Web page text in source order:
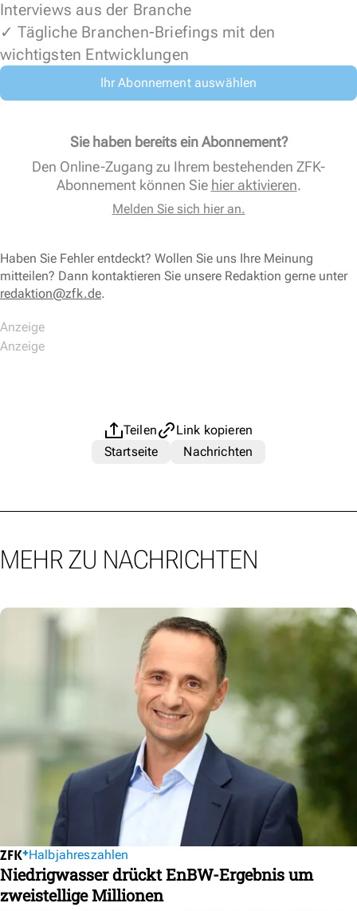
Interviews aus der Branche
✓ Tägliche Branchen-Briefings mit den
wichtigsten Entwicklungen
Ihr Abonnement auswählen
Sie haben bereits ein Abonnement?
Den Online-Zugang zu Ihrem bestehenden ZFK-
Abonnement können Sie hier aktivieren.
Melden Sie sich hier an.
Haben Sie Fehler entdeckt? Wollen Sie uns Ihre Meinung
mitteilen? Dann kontaktieren Sie unsere Redaktion gerne unter
redaktion@zfk.de.
Teilen
Link kopieren
Startseite
Nachrichten
MEHR ZU NACHRICHTEN
Halbjahreszahlen
Niedrigwasser drückt EnBW-Ergebnis um
zweistellige Millionen